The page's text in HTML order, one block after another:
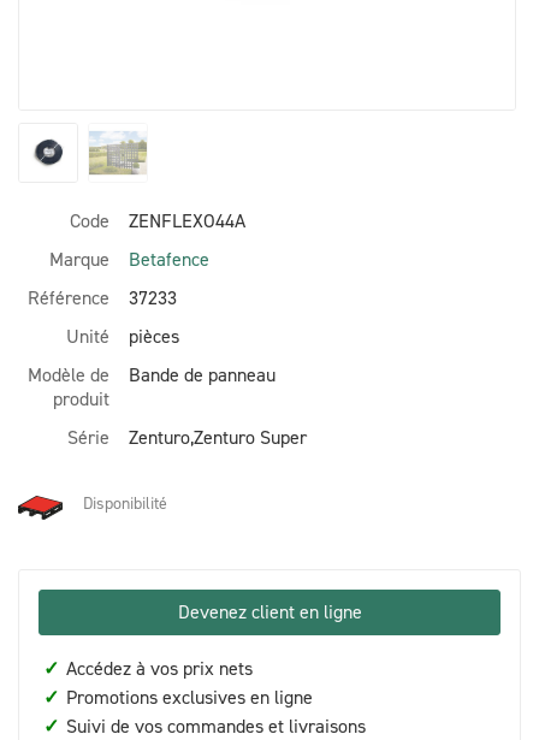
Code
ZENFLEXO44A
Marque
Betafence
Référence
37233
Unité
pièces
Modèle de
produit
Bande de panneau
Série Zenturo,Zenturo Super
Disponibilité
Devenez client en ligne
✓ Accédez à vos prix nets
✓ Promotions exclusives en ligne
✓ Suivi de vos commandes et livraisons